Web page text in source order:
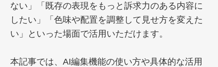
ない」「既存の表現をもっと訴求力のある内容に
したい」「色味や配置を調整して見せ方を変えた
い」といった場面で活用いただけます。
本記事では、AI編集機能の使い方や具体的な活用